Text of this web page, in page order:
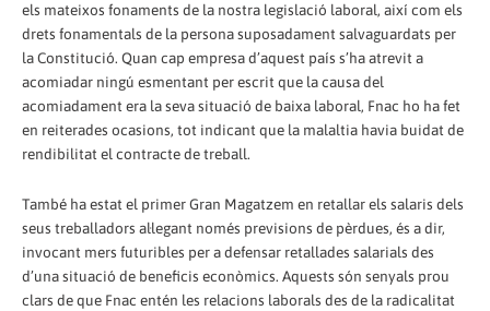
els mateixos fonaments de la nostra legislació laboral, així com els
drets fonamentals de la persona suposadament salvaguardats per
la Constitució. Quan cap empresa d’aquest país s’ha atrevit a
acomiadar ningú esmentant per escrit que la causa del
acomiadament era la seva situació de baixa laboral, Fnac ho ha fet
en reiterades ocasions, tot indicant que la malaltia havia buidat de
rendibilitat el contracte de treball.
També ha estat el primer Gran Magatzem en retallar els salaris dels
seus treballadors al·legant només previsions de pèrdues, és a dir,
invocant mers futuribles per a defensar retallades salarials des
d’una situació de beneficis econòmics. Aquests són senyals prou
clars de que Fnac entén les relacions laborals des de la radicalitat